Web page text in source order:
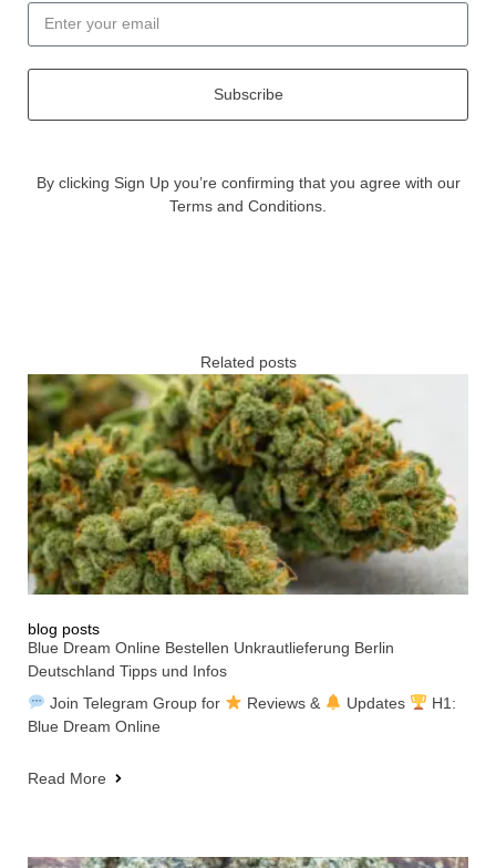
Subscribe
By clicking Sign Up you’re confirming that you agree with our
Terms and Conditions.
Related posts
blog posts
Blue Dream Online Bestellen Unkrautlieferung Berlin
Deutschland Tipps und Infos
Join Telegram Group for
Reviews & Updates
H1:
Blue Dream Online
Read More